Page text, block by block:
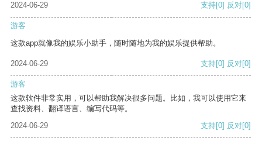
2024-06-29 支持[0] 反对[0]
游客
这款app就像我的娱乐小助手，随时随地为我的娱乐提供帮助。
2024-06-29 支持[0] 反对[0]
游客
这款软件非常实用，可以帮助我解决很多问题。比如，我可以使用它来
查找资料、翻译语言、编写代码等。
2024-06-29
支持[0] 反对[0]